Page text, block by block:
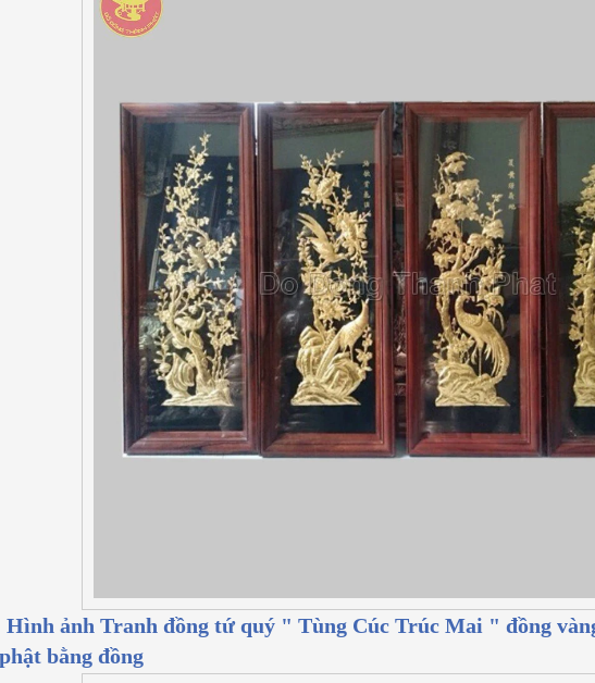
Hình ảnh Tranh đồng tứ quý " Tùng Cúc Trúc Mai " đồng
bằng đồng